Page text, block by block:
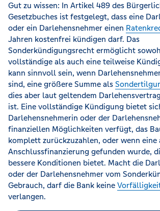
Gut zu wissen: In Artikel 489 des
Gesetzbuches ist festgelegt, dass eine
oder ein Darlehensnehmer einen
Jahren kostenfrei kündigen darf. Das
Sonderkündigungsrecht ermöglicht
vollständige als auch eine teilweise
kann sinnvoll sein, wenn
sind, eine größere Summe als
dies aber laut geltendem
ist. Eine vollständige Kündigung bietet
Darlehensnehmerin oder der
finanziellen Möglichkeiten verfügt, das
komplett zurückzuzahlen, oder wenn
Anschlussfinanzierung gefunden wurde,
bessere Konditionen bietet. Macht die
oder der Darlehensnehmer vom
Gebrauch, darf die Bank keine
verlangen.